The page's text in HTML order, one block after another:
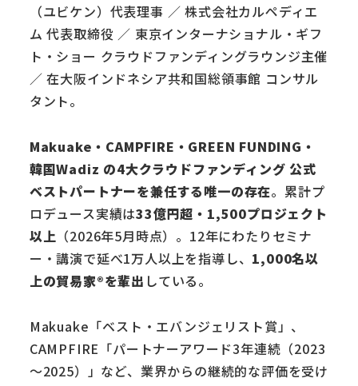
（ユビケン）代表理事 ／ 株式会社カルペディエ
ム 代表取締役 ／ 東京インターナショナル・ギフ
ト・ショー クラウドファンディングラウンジ主催
／ 在大阪インドネシア共和国総領事館 コンサル
タント。
Makuake・CAMPFIRE・GREEN FUNDING・
韓国Wadiz の4大クラウドファンディング 公式
ベストパートナーを兼任する唯一の存在。累計プ
ロデュース実績は33億円超・1,500プロジェクト
以上 （2026年5月時点）。12年にわたりセミナ
ー・講演で延べ1万人以上を指導し、 1,000名以
上の貿易家®を輩出 している。
Makuake「ベスト・エバンジェリスト賞」、
CAMPFIRE「パートナーアワード3年連続（2023
〜2025）」など、業界からの継続的な評価を受け